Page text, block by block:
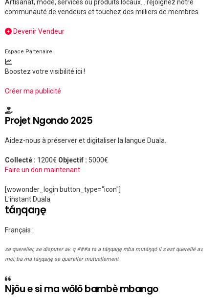
Artisanat, mode, services ou produits locaux... rejoignez notre
communauté de vendeurs et touchez des milliers de membres.
Devenir Vendeur
Espace Partenaire
Boostez votre visibilité ici !
Créer ma publicité
Projet Ngondo 2025
Aidez-nous à préserver et digitaliser la langue Duala.
Collecté : 1200€ Objectif : 5000€
Faire un don maintenant
[wowonder_login button_type="icon"]
L'instant Duala
táŋqaŋę
Français :
se quereller, se disputer av. q.###a ta a táŋqaŋę mɓa mutáŋqó il s'est querellé av.
moi; ɓa ma táŋqaŋę se quereller mutuellement
Njôu e si ma wôlô bambè mbango